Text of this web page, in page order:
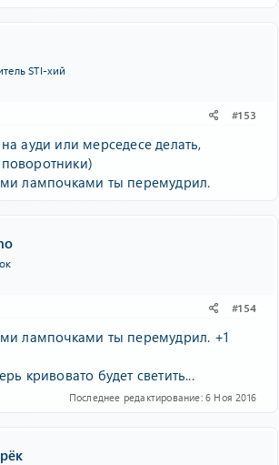
STI-хий
#153
ауди или мерседесе делать,
лампочками ты перемудрил.
#154
лампочками ты перемудрил. +1
кривовато будет светить...
Последнее редактирование: 6 Ноя 2016